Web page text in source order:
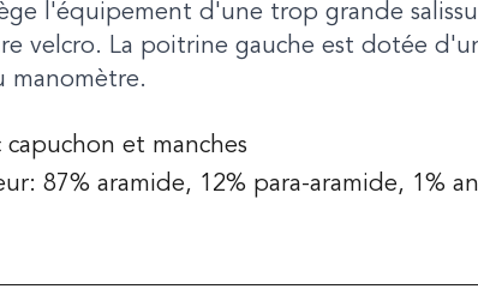
l'équipement d'une trop grande
velcro. La poitrine gauche est dotée
manomètre.
et manches
87% aramide, 12% para-aramide, 1%